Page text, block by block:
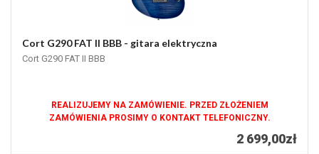
Cort G290 FAT II BBB - gitara elektryczna
Cort G290 FAT II BBB
REALIZUJEMY NA ZAMÓWIENIE. PRZED ZŁOŻENIEM
ZAMÓWIENIA PROSIMY O KONTAKT TELEFONICZNY.
2 699,00zł